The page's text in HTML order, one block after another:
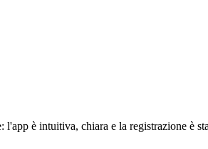
è intuitiva, chiara e la registrazione è